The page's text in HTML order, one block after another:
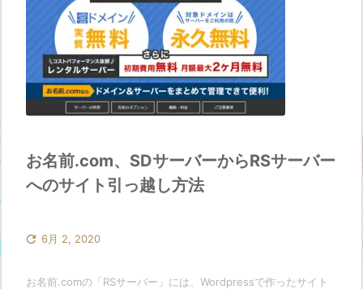
お名前.com、SDサーバーからRSサーバー
へのサイト引っ越し方法
 6月 2, 2020
お名前.comの「RSサーバー」には、Wordpressで作ったサイト